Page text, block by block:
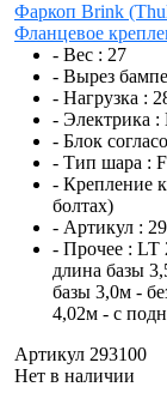
Фаркоп Brink
Фланцевое
- Вес : 27
- Вырез
- Нагрузка :
- Электрика :
- Блок
- Тип шара : F
- Крепление
болтах)
- Артикул :
- Прочее : LT
длина базы
базы 3,0м -
4,02м - с
Артикул 293100
Нет в наличии